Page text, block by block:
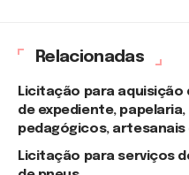
Relacionadas
Licitação para aquisição
de expediente,
pedagógicos,
Licitação para serviços